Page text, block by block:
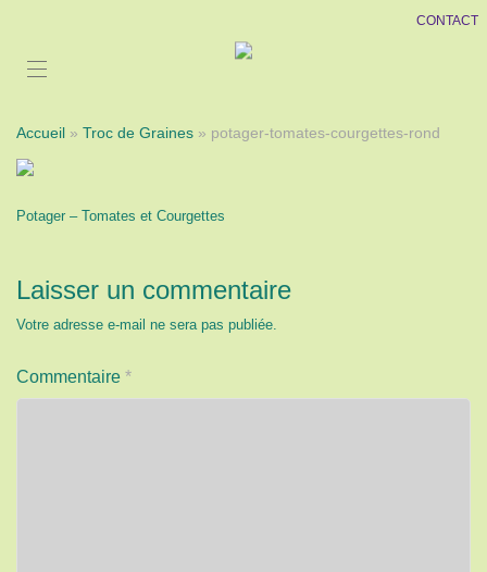
CONTACT
Accueil » Troc de Graines » potager-tomates-courgettes-rond
Potager – Tomates et Courgettes
Laisser un commentaire
Votre adresse e-mail ne sera pas publiée.
Commentaire *